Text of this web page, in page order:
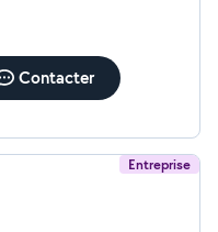
Contacter
Entreprise